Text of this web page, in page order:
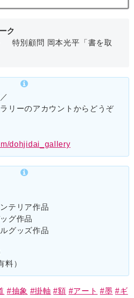
ク
特別顧問 岡本光平「書を取
リーのアカウントからどうぞ
dohjidai_gallery
テリア作品
グ作品
グッズ作品
料）
#抽象 #掛軸 #額 #アート #墨 #ギ